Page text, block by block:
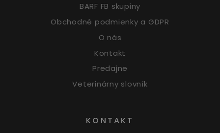
BARF FB skupiny
Obchodné podmienky a GDPR
O nás
Kontakt
Predajne
Veterinárny slovník
KONTAKT